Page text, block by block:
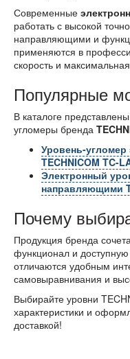
Современные
работать с высокой
направляющими и
применяются в
скорость и
Популярные
В каталоге
угломеры бренда
Уровень-
TECHNICOM TC-
Электронный
направляющими
Почему
Продукция бренда
функционал и доступную
отличаются удобным
самовыравнивания и
Выбирайте уровни
характеристики и
доставкой!